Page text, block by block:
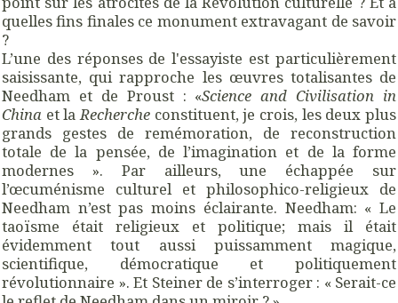
quelles fins finales ce monument extravagant de savoir
?
L’une des réponses de l'essayiste est particulièrement
saisissante, qui rapproche les œuvres totalisantes de
Needham et de Proust : «Science and Civilisation in
China et laRecherche constituent, je crois, les deux plus
grands gestes de remémoration, de reconstruction
totale de la pensée, de l’imagination et de la forme
modernes ». Par ailleurs, une échappée sur
l’œcuménisme culturel et philosophico-religieux de
Needham n’est pas moins éclairante. Needham: « Le
taoïsme était religieux et politique; mais il était
évidemment tout aussi puissamment magique,
scientifique, démocratique et politiquement
révolutionnaire ». Et Steiner de s’interroger : « Serait-ce